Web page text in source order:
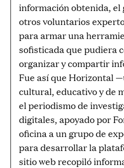
información obtenida, el
otros voluntarios
para armar una
sofisticada que pudiera
organizar y compartir
Fue así que Horizontal
cultural, educativo y de
el periodismo de
digitales, apoyado por
oficina a un grupo de
para desarrollar la
sitio web recopiló